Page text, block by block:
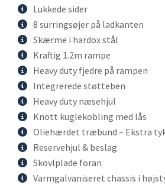
Lukkede sider
8 surringsøjer på ladkanten
Skærme i hardox stål
Kraftig 1.2m rampe
Heavy duty fjedre på rampen
Integrerede støtteben
Heavy duty næsehjul
Knott kuglekobling med lås
Oliehærdet træbund – Ekstra
Reservehjul & beslag
Skovlplade foran
Varmgalvaniseret chassis i